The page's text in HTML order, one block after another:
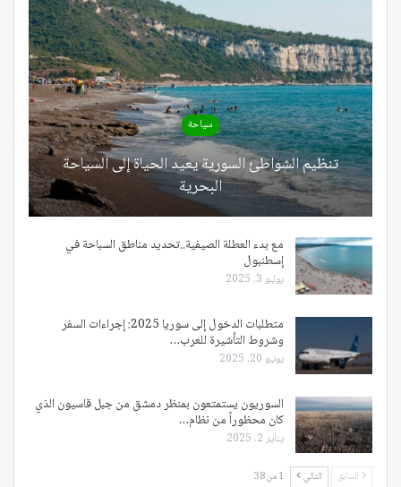
سياحة
تنظيم الشواطئ السورية يعيد الحياة إلى السياحة
البحرية
مع بدء العطلة الصيفية..تحديد مناطق السباحة في
إسطنبول
يوليو 3, 2025
متطلبات الدخول إلى سوريا 2025: إجراءات السفر
وشروط التأشيرة للعرب…
يونيو 20, 2025
السوريون يستمتعون بمنظر دمشق من جبل قاسيون الذي
كان محظوراً من نظام…
يناير 2, 2025
السابق التالي 1 من 38